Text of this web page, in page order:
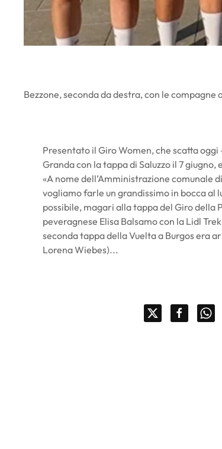
Bezzone, seconda da destra, con le compagne
Presentato il Giro Women, che scatta
Granda con la tappa di Saluzzo il 7 giugno,
«A nome dell’Amministrazione comunale
vogliamo farle un grandissimo in bocca al
possibile, magari alla tappa del Giro della
peveragnese Elisa Balsamo con la Lidl
seconda tappa della Vuelta a Burgos era
Lorena Wiebes)...